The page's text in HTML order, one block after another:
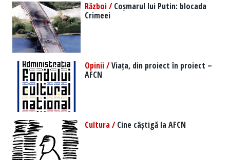
Război /Coșmarul lui Putin: blocada
Crimeei
Opinii /Viața, din proiect în proiect –
AFCN
Cultura /Cine câștigă la AFCN